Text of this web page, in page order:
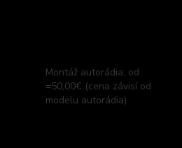
Montáž autorádia: od
=50,00€ (cena závisí od
modelu autorádia)